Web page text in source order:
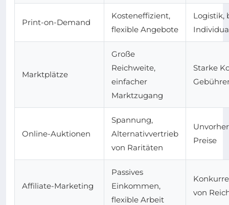
Print-on-Demand
Kosteneffizient,
flexible Angebote
Logistik,
Marktplätze
Große
Reichweite,
einfacher
Marktzugang
Starke
Online-Auktionen
Spannung,
Alternativvertrieb
von Raritäten
Preise
Affiliate-Marketing
Passives
Einkommen,
flexible Arbeit
von